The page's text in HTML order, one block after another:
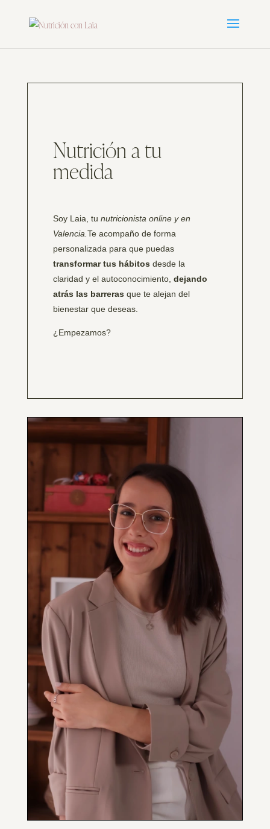
Nutrición a tu
medida
Soy Laia, tu nutricionista online y en
Valencia. Te acompaño de forma
personalizada para que puedas
transformar tus hábitos desde la
claridad y el autoconocimiento, dejando
atrás las barreras que te alejan del
bienestar que deseas.
¿Empezamos?